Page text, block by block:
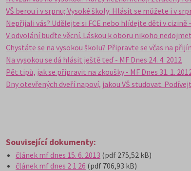
VŠ berou i v srpnu; Vysoké školy: Hlásit se můžete i v
Nepřijali vás? Udělejte si FCE nebo hlídejte děti v cizině -
V odvolání buďte věcní. Láskou k oboru nikoho
Chystáte se na vysokou školu? Připravte se včas na
Na vysokou se dá hlásit ještě teď - MF Dnes 24. 4. 2012
Pět tipů, jak se připravit na zkoušky - MF Dnes 31. 1.
Dny otevřených dveří napoví, jakou VŠ studovat.
Související dokumenty:
článek mf dnes 15. 6. 2013 (pdf 275,52 kB)
článek mf dnes 2 1 26 (pdf 706,93 kB)